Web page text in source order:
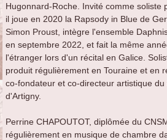
Hugonnard-Roche. Invité comme soliste
il joue en 2020 la Rapsody in Blue de
Simon Proust, intègre l'ensemble
en septembre 2022, et fait la même
l'étranger lors d'un récital en Galice.
produit régulièrement en Touraine et en
co-fondateur et co-directeur artistique
d'Artigny.
Perrine CHAPOUTOT, diplômée du
régulièrement en musique de chambre